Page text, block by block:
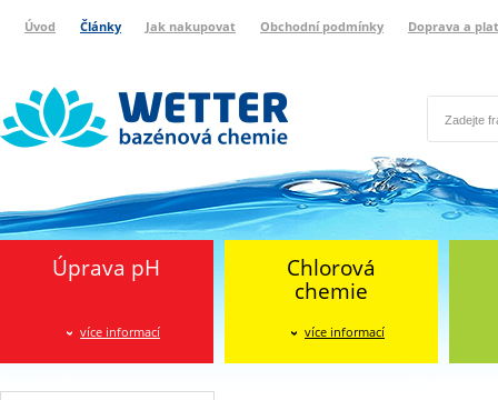
Úvod Články Jak nakupovat Obchodní podmínky Doprava a
Úprava pH
více informací
Chlorová
chemie
více informací